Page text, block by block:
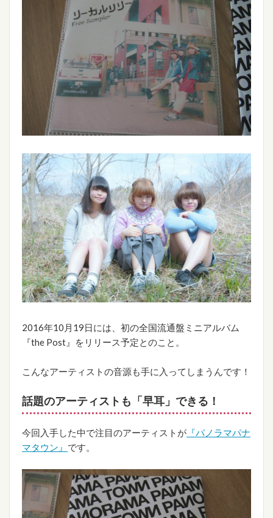
2016年10月19日には、初の全国流通盤ミニアルバム
『the Post』をリリース予定とのこと。
こんなアーティストの音源も手に入ってしまうんです！
話題のアーティストも「早耳」できる！
今回入手した中で注目のアーティストが 『パノラマパナ
マタウン 』 です。